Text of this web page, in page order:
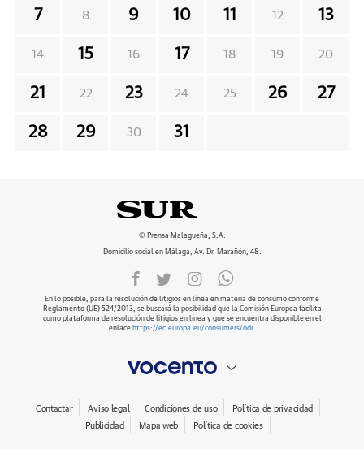
7 8 9 10 11 12 13
14 15 16 17 18 19 20
21 22 23 24 25 26 27
28 29 30 31
© Prensa Malagueña, S.A.
Domicilio social en Málaga, Av. Dr. Marañón, 48.
En lo posible, para la resolución de litigios en línea en materia de consumo conforme
Reglamento (UE) 524/2013, se buscará la posibilidad que la Comisión Europea facilita
como plataforma de resolución de litigios en línea y que se encuentra disponible en el
enlace https://ec.europa.eu/consumers/odr.
Contactar Aviso legal Condiciones de uso
Política de privacidad
Publicidad
Mapa web Política de cookies